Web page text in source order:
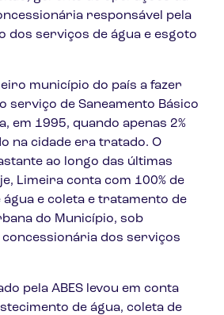
responsável pela
dos serviços de água e esgoto
município do país a fazer
serviço de Saneamento Básico
em 1995, quando apenas 2%
na cidade era tratado. O
ao longo das últimas
Limeira conta com 100% de
e coleta e tratamento de
do Município, sob
dos serviços
pela ABES levou em conta
de água, coleta de